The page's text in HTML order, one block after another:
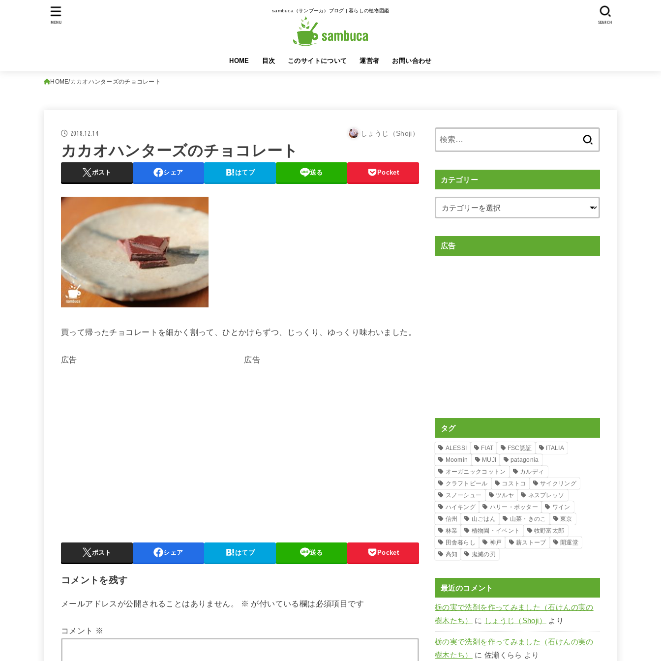
sambuca（サンブーカ）ブログ | 暮らしの植物図鑑
HOME 目次 このサイトについて 運営者 お問い合わせ
SEARCH
MENU
HOME カカオハンターズのチョコレート
2018.12.14 しょうじ（Shoji）
カカオハンターズのチョコレート
ポスト シェア はてブ 送る Pocket
買って帰ったチョコレートを細かく割って、ひとかけらずつ、じっくり、ゆっくり味わいました。
広告 広告
ポスト シェア はてブ 送る Pocket
コメントを残す
メールアドレスが公開されることはありません。 ※ が付いている欄は必須項目です
コメント ※
カテゴリー
広告
タグ
ALESSI FIAT FSC認証
ITALIA
Moomin
MUJI
patagonia
オーガニックコットン
カルディ
クラフトビール
コストコ
サイクリング
スノーシュー
ツルヤ
ネスプレッソ
ハイキング
ハリー・ポッター
ワイン
信州
山ごはん 山菜・きのこ
東京
林業
植物園・イベント
牧野富太郎
田舎暮らし
神戸 薪ストーブ
開運堂
高知
鬼滅の刃
最近のコメント
栃の実で洗剤を作ってみました（石けんの実の
樹木たち）
に しょうじ（Shoji） より
栃の実で洗剤を作ってみました（石けんの実の
樹木たち）
に 佐瀬くらら より